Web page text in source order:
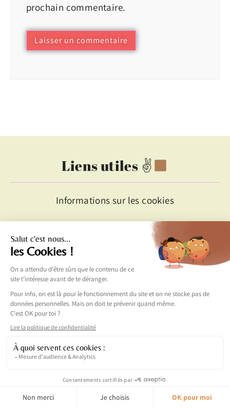
prochain commentaire.
Liens utiles ✌
Informations sur les cookies
Politique de confidentialité
Conditions générales d’utilisation
Une question, une proposition
ou un mot doux ?
Écris-moi
Miam